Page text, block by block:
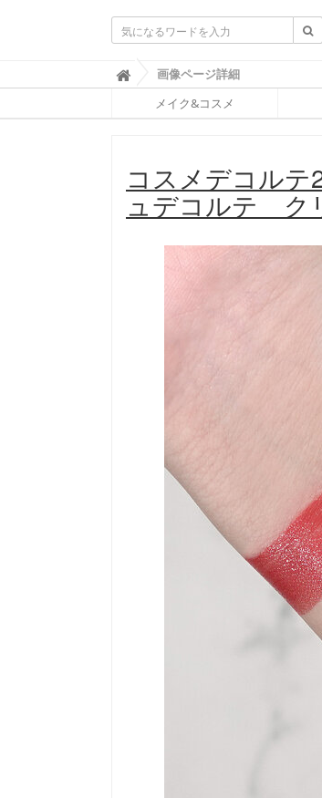
ふ
ぉ
ち
(
F
O
R
画像ページ詳細
メイク&コスメ
コスメデコル
ュデコルテ ク